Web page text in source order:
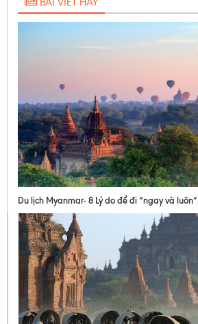
Du lịch Myanmar- 8 Lý do để đi “ngay và luôn”